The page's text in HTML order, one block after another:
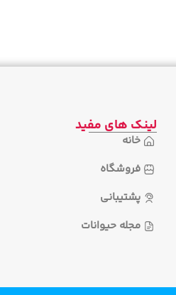
لینک های مفید
خانه
فروشگاه
پشتیبانی
مجله حیوانات